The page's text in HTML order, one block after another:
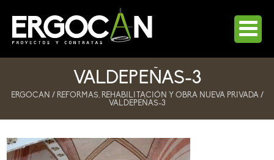
LA EMPRESA
SERVICIOS
UN ARQUITECTO PARA TÍ
AUTOPROMOCIÓN A PRECIO DE COSTE
VALDEPEÑAS-3
ERGOCAN / REFORMAS, REHABILITACIÓN Y OBRA NUEVA PRIVADA/
VALDEPEÑAS-3